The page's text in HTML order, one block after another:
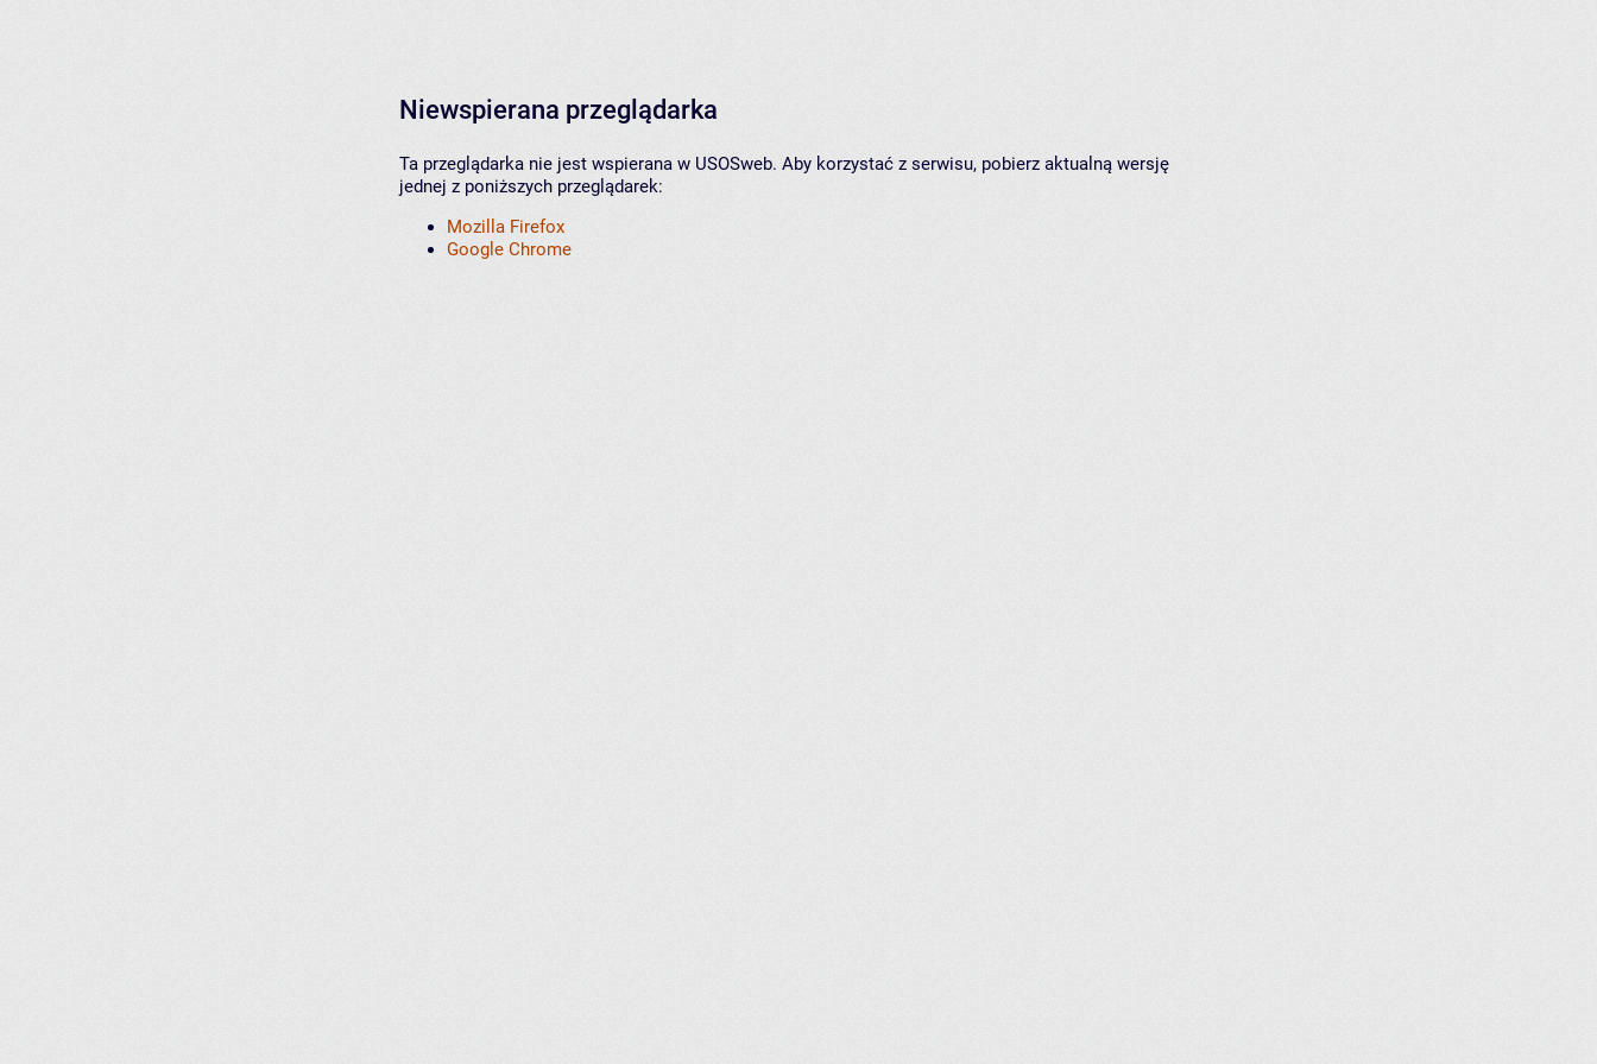
Niewspierana przeglądarka
Ta przeglądarka nie jest wspierana w USOSweb. Aby korzystać z serwisu, pobierz aktualną wersję
jednej z poniższych przeglądarek:
Mozilla Firefox
Google Chrome